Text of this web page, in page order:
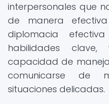
interpersonales que
de manera
diplomacia
habilidades
capacidad de
comunicarse de
situaciones delicadas.